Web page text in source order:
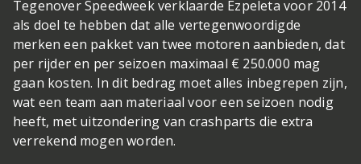
Tegenover Speedweek verklaarde Ezpeleta voor 2014
als doel te hebben dat alle vertegenwoordigde
merken een pakket van twee motoren aanbieden, dat
per rijder en per seizoen maximaal € 250.000 mag
gaan kosten. In dit bedrag moet alles inbegrepen zijn,
wat een team aan materiaal voor een seizoen nodig
heeft, met uitzondering van crashparts die extra
verrekend mogen worden.